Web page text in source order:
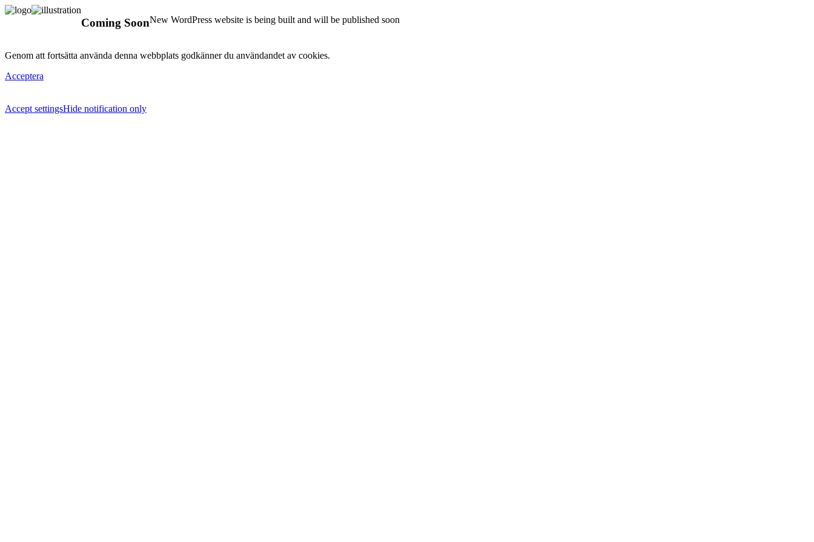
Coming SoonNew WordPress website is being built and will be published soon
Genom att fortsätta använda denna webbplats godkänner du användandet av cookies.
Acceptera
Accept settingsHide notification only